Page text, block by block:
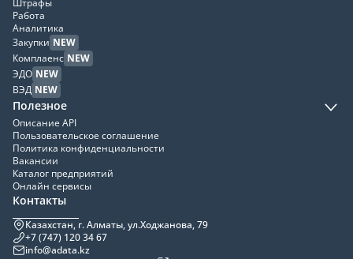
Штрафы
Работа
Аналитика
Закупки NEW
Комплаенс NEW
ЭДО NEW
ВЭД NEW
Полезное
Описание API
Пользовательское соглашение
Политика конфиденциальности
Вакансии
Каталог предприятий
Онлайн сервисы
Контакты
Казахстан, г. Алматы, ул.Ходжанова, 79
+7 (747) 120 34 67
info@adata.kz